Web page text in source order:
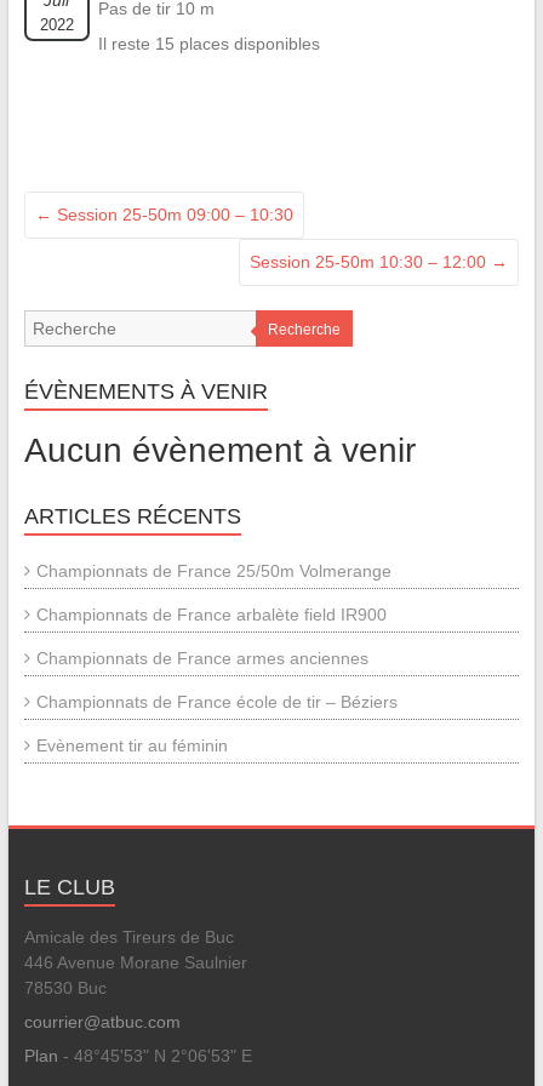
2022
Pas de tir 10 m
Il reste 15 places disponibles
← Session 25-50m 09:00 – 10:30
Session 25-50m 10:30 – 12:00 →
Recherche
ÉVÈNEMENTS À VENIR
Aucun évènement à venir
ARTICLES RÉCENTS
Championnats de France 25/50m Volmerange
Championnats de France arbalète field IR900
Championnats de France armes anciennes
Championnats de France école de tir – Béziers
Evènement tir au féminin
LE CLUB
Amicale des Tireurs de Buc
446 Avenue Morane Saulnier
78530 Buc
courrier@atbuc.com
Plan - 48°45'53" N 2°06'53" E